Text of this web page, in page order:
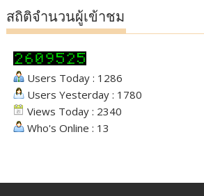
สถิติจำนวนผู้เข้าชม
Users Today : 1286
Users Yesterday : 1780
Views Today : 2340
Who's Online : 13